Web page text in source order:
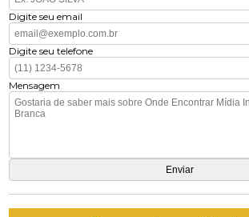
Digite seu email
Digite seu telefone
Mensagem